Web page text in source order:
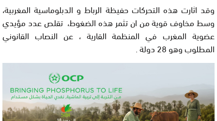
وقد اثارت هذه التحركات حفيظة الرباط و الدبلوماسية المغربية،
وسط مخاوف قوية من ان تثمر هذه الضغوط، تقلص عدد مؤيدي
عضوية المغرب في المنظمة القارية ، عن النصاب القانوني
المطلوب وهو 28 دولة .